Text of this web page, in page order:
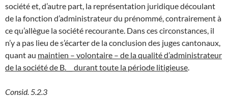
société et, d’autre part, la représentation juridique découlant
de la fonction d’administrateur du prénommé, contrairement à
ce qu’allègue la société recourante. Dans ces circonstances, il
n’y a pas lieu de s’écarter de la conclusion des juges cantonaux,
quant au maintien – volontaire – de la qualité d’administrateur
de la société de B.__ durant toute la période litigieuse
Consid. 5.2.3